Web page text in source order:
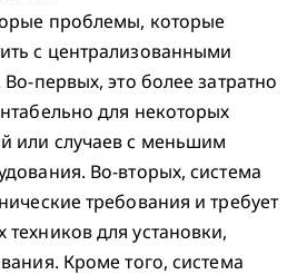
проблемы, которые
с централизованными
первых, это более затратно
для некоторых
или случаев с меньшим
Во-вторых, система
требования и требует
для установки,
Кроме того, система